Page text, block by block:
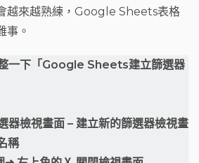
越來越熟練，Google Sheets表格
事。
一下「Google Sheets建立篩選器
器檢視畫面 – 建立新的篩選器檢視畫
稱